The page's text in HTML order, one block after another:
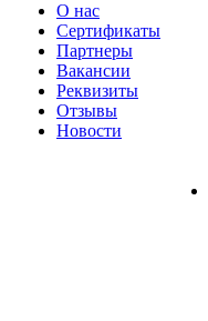
О нас
Сертификаты
Партнеры
Вакансии
Реквизиты
Отзывы
Новости